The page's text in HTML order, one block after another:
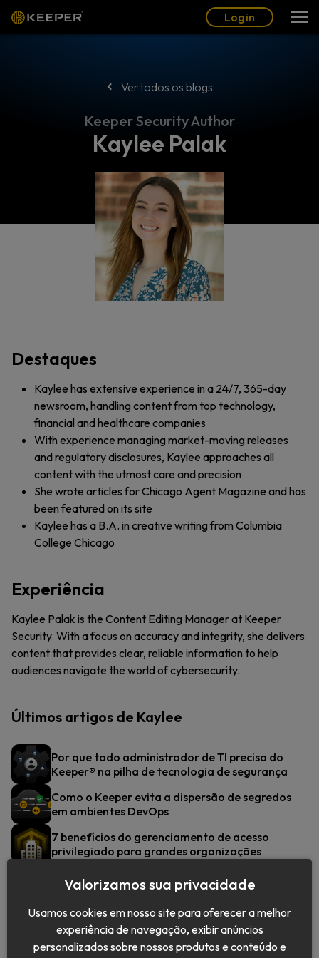
Login
Ver todos os blogs
Keeper Security Author
Kaylee Palak
Destaques
Kaylee has extensive experience in a 24/7, 365-day
newsroom, handling content from top technology,
financial and healthcare companies
With experience managing market-moving releases
and regulatory disclosures, Kaylee approaches all
content with the utmost care and precision
She wrote articles for Chicago Agent Magazine and has
been featured on its site
Kaylee has a B.A. in creative writing from Columbia
College Chicago
Experiência
Kaylee Palak is the Content Editing Manager at Keeper
Security. With a focus on accuracy and integrity, she delivers
content that provides clear, reliable information to help
audiences navigate the world of cybersecurity.
Últimos artigos de Kaylee
Por que todo administrador de TI precisa do
Keeper® na pilha de tecnologia de segurança
Como o Keeper evita a dispersão de segredos
em ambientes DevOps
7 benefícios do gerenciamento de acesso
privilegiado para grandes organizações
Valorizamos sua privacidade
Usamos cookies em nosso site para oferecer a melhor
experiência de navegação, exibir anúncios
personalizados sobre nossos produtos e conteúdo e